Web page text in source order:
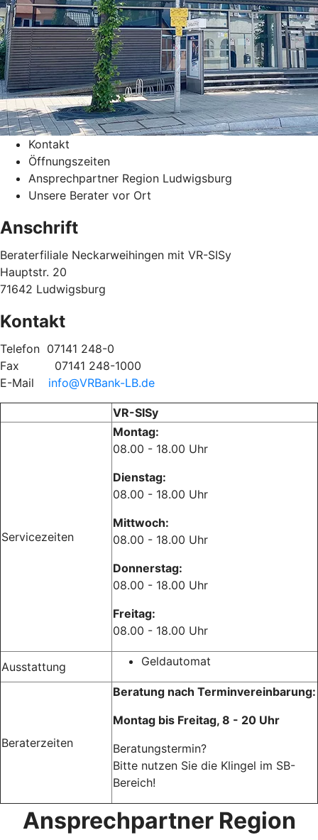
Kontakt
Öffnungszeiten
Ansprechpartner Region Ludwigsburg
Unsere Berater vor Ort
Anschrift
Beraterfiliale Neckarweihingen mit VR-SISy
Hauptstr. 20
71642 Ludwigsburg
Kontakt
Telefon 07141 248-0
Fax 07141 248-1000
E-Mail info@VRBank-LB.de
VR-SISy
Servicezeiten
Montag:
08.00 - 18.00 Uhr
Dienstag:
08.00 - 18.00 Uhr
Mittwoch:
08.00 - 18.00 Uhr
Donnerstag:
08.00 - 18.00 Uhr
Freitag:
08.00 - 18.00 Uhr
Ausstattung Geldautomat
Beraterzeiten
Beratung nach Terminvereinbarung:
Montag bis Freitag, 8 - 20 Uhr
Beratungstermin?
Bitte nutzen Sie die Klingel im SB-
Bereich!
Ansprechpartner Region